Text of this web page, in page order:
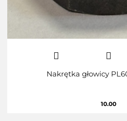
Nakrętka głowicy
10.00